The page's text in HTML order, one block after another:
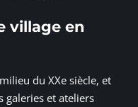
village en
du XXe siècle, et
galeries et ateliers